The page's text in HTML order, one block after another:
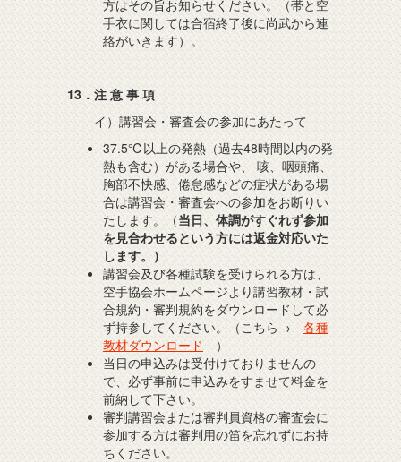
方はその旨お知らせください。（帯と空
手衣に関しては合宿終了後に尚武から連
絡がいきます）。
13．注 意 事 項
イ）講習会・審査会の参加にあたって
37.5℃以上の発熱（過去48時間以内の発
熱も含む）がある場合や、 咳、咽頭痛、
胸部不快感、倦怠感などの症状がある場
合は講習会・審査会への参加をお断りい
たします。（当日、体調がすぐれず参加
を見合わせるという方には返金対応いた
します。）
講習会及び各種試験を受けられる方は、
空手協会ホームページより講習教材・試
合規約・審判規約をダウンロードして必
ず持参してください。（こちら→各種
教材ダウンロード）
当日の申込みは受付けておりませんの
で、必ず事前に申込みをすませて料金を
前納して下さい。
審判講習会または審判員資格の審査会に
参加する方は審判用の笛を忘れずにお持
ちください。